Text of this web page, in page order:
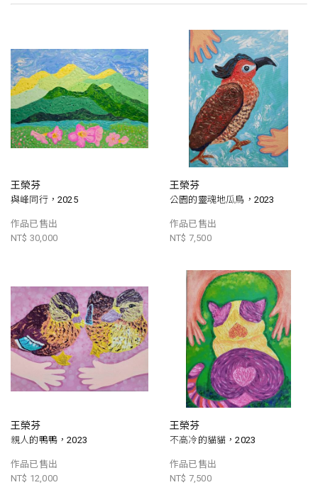
王榮芬
與峰同行，2025
作品已售出
NT$ 30,000
王榮芬
公園的靈魂地瓜鳥，2023
作品已售出
NT$ 7,500
王榮芬
親人的鴨鴨，2023
作品已售出
NT$ 12,000
王榮芬
不高冷的貓貓，2023
作品已售出
NT$ 7,500